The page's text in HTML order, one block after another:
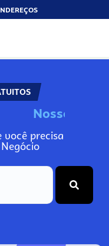
No
você precisa